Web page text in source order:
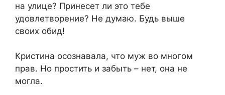
на улице? Принесет ли это тебе
удовлетворение? Не думаю. Будь выше
своих обид!
Кристина осознавала, что муж во многом
прав. Но простить и забыть – нет, она не
могла.